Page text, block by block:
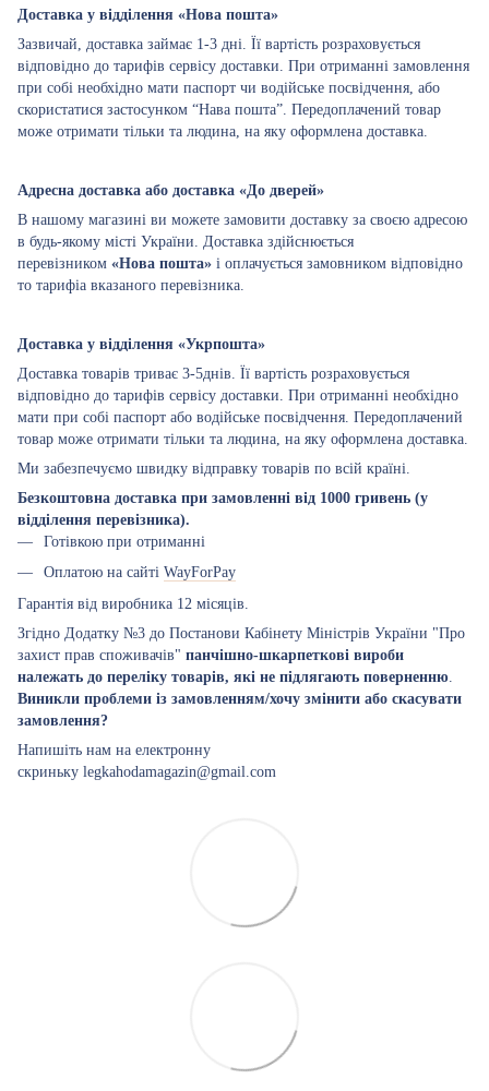
Доставка у відділення «Нова пошта»
Зазвичай, доставка займає 1-3 дні. Її вартість розраховується
відповідно до тарифів сервісу доставки. При отриманні замовлення
при собі необхідно мати паспорт чи водійське посвідчення, або
скористатися застосунком “Нава пошта”. Передоплачений товар
може отримати тільки та людина, на яку оформлена доставка.
Адресна доставка або доставка «До дверей»
В нашому магазині ви можете замовити доставку за своєю адресою
в будь-якому місті України. Доставка здійснюється
перевізником «Нова пошта» і оплачується замовником відповідно
то тарифіа вказаного перевізника.
Доставка у відділення «Укрпошта»
Доставка товарів триває 3-5днів. Її вартість розраховується
відповідно до тарифів сервісу доставки. При отриманні необхідно
мати при собі паспорт або водійське посвідчення. Передоплачений
товар може отримати тільки та людина, на яку оформлена доставка.
Ми забезпечуємо швидку відправку товарів по всій країні.
Безкоштовна доставка при замовленні від 1000 гривень (у
відділення перевізника).
Готівкою при отриманні
Оплатою на сайті WayForPay
Гарантія від виробника 12 місяців.
Згідно Додатку №3 до Постанови Кабінету Міністрів України "Про
захист прав споживачів" панчішно-шкарпеткові вироби
належать до переліку товарів, які не підлягають поверненню
Виникли проблеми із замовленням/хочу змінити або скасувати
замовлення?
Напишіть нам на електронну
скриньку legkahodamagazin@gmail.com